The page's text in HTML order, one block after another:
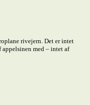
rivejern. Det er intet
appelsinen med – intet af